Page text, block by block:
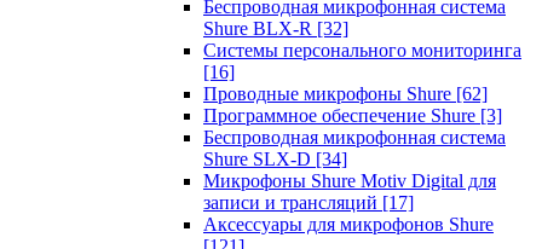
Беспроводная микрофонная система
Shure BLX-R [32]
Системы персонального мониторинга
[16]
Проводные микрофоны Shure [62]
Программное обеспечение Shure [3]
Беспроводная микрофонная система
Shure SLX-D [34]
Микрофоны Shure Motiv Digital для
записи и трансляций [17]
Аксессуары для микрофонов Shure